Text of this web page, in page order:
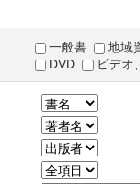
一般書 地域
DVD
ビデオ